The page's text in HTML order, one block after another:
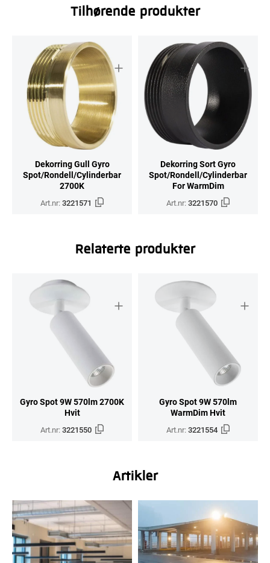
Tilhørende produkter
Dekorring Gull Gyro
Spot/Rondell/Cylinderbar
2700K
Art.nr:3221571
Dekorring Sort Gyro
Spot/Rondell/Cylinderbar
For WarmDim
Art.nr:3221570
Relaterte produkter
Gyro Spot 9W 570lm 2700K
Hvit
Art.nr:3221550
Gyro Spot 9W 570lm
WarmDim Hvit
Art.nr:3221554
Artikler